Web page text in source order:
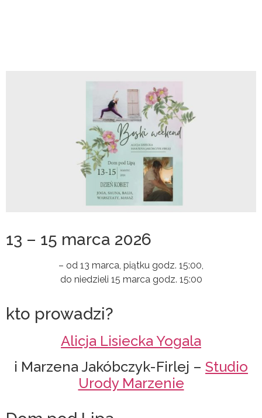
13 – 15 marca 2026
– od 13 marca, piątku godz. 15:00,
do niedzieli 15 marca godz. 15:00
kto prowadzi?
Alicja Lisiecka Yogala
i Marzena Jakóbczyk-Firlej – Studio
Urody Marzenie